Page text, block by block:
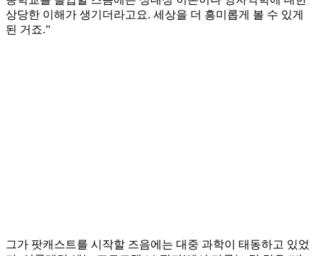
상당한 이해가 생기더라고요. 세상을 더 흥미롭게 볼 수 있게
된 거죠.”
그가 팟캐스트를 시작할 즈음에는 대중 과학이 태동하고 있었